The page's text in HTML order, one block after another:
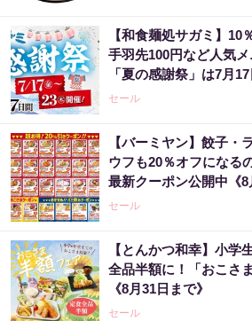
【和食麺処サガミ】10
手羽先100円など人気
「夏の感謝祭」は7月
セール
【バーミヤン】餃子・
ウフも20％オフになる
最新クーポン公開中《8
セール
【とんかつ和幸】小学
全品半額に！「おこさ
《8月31日まで》
セール